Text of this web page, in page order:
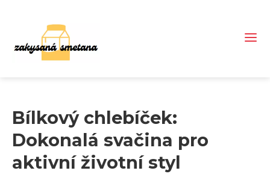
Bílkový chlebíček:
Dokonalá svačina pro
aktivní životní styl